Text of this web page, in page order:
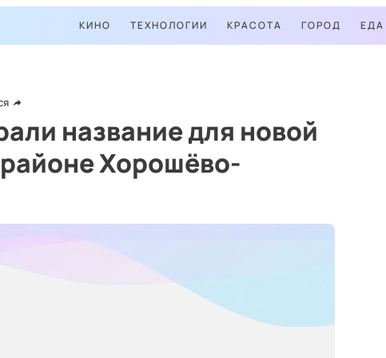
КИНО ТЕХНОЛОГИИ КРАСОТА ГОРОД ЕДА
название для новой
Хорошёво-